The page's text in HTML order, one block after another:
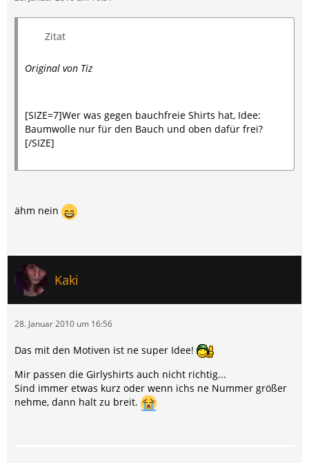
Zitat
Original von Tiz
[SIZE=7]Wer was gegen bauchfreie Shirts hat, Idee:
Baumwolle nur für den Bauch und oben dafür frei?
[/SIZE]
ähm nein
Kaki
28. Januar 2010 um 16:56
Das mit den Motiven ist ne super Idee!
Mir passen die Girlyshirts auch nicht richtig...
Sind immer etwas kurz oder wenn ichs ne Nummer größer
nehme, dann halt zu breit.